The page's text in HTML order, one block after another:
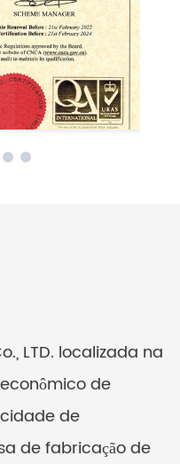
LTD. localizada na
de
de
de fabricação de